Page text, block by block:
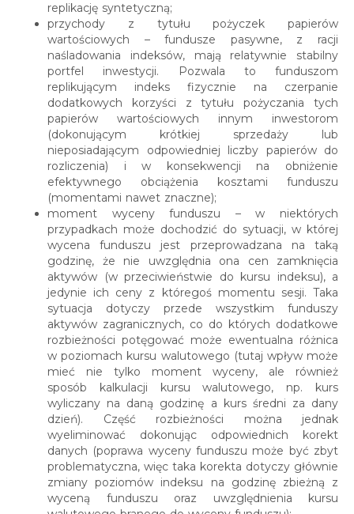
replikację syntetyczną;
przychody z tytułu pożyczek papierów
wartościowych – fundusze pasywne, z racji
naśladowania indeksów, mają relatywnie stabilny
portfel inwestycji. Pozwala to funduszom
replikującym indeks fizycznie na czerpanie
dodatkowych korzyści z tytułu pożyczania tych
papierów wartościowych innym inwestorom
(dokonującym krótkiej sprzedaży lub
nieposiadającym odpowiedniej liczby papierów do
rozliczenia) i w konsekwencji na obniżenie
efektywnego obciążenia kosztami funduszu
(momentami nawet znaczne);
moment wyceny funduszu – w niektórych
przypadkach może dochodzić do sytuacji, w której
wycena funduszu jest przeprowadzana na taką
godzinę, że nie uwzględnia ona cen zamknięcia
aktywów (w przeciwieństwie do kursu indeksu), a
jedynie ich ceny z któregoś momentu sesji. Taka
sytuacja dotyczy przede wszystkim funduszy
aktywów zagranicznych, co do których dodatkowe
rozbieżności potęgować może ewentualna różnica
w poziomach kursu walutowego (tutaj wpływ może
mieć nie tylko moment wyceny, ale również
sposób kalkulacji kursu walutowego, np. kurs
wyliczany na daną godzinę a kurs średni za dany
dzień). Część rozbieżności można jednak
wyeliminować dokonując odpowiednich korekt
danych (poprawa wyceny funduszu może być zbyt
problematyczna, więc taka korekta dotyczy głównie
zmiany poziomów indeksu na godzinę zbieżną z
wyceną funduszu oraz uwzględnienia kursu